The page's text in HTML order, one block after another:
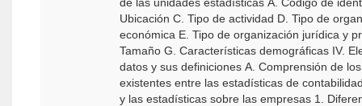
Ubicación C. Tipo de actividad D. Tipo de
económica E. Tipo de organización jurídica y
Tamaño G. Características demográficas IV. Elementos de
datos y sus definiciones A. Comprensión de
existentes entre las estadísticas de
y las estadísticas sobre las empresas 1. Diferencias en